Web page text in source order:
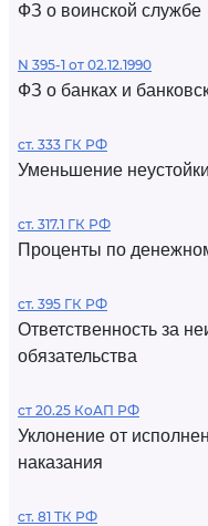
ФЗ о воинской службе
N 395-1 от 02.12.1990
ФЗ о банках и
ст. 333 ГК РФ
Уменьшение неустойки
ст. 317.1 ГК РФ
Проценты по
ст. 395 ГК РФ
Ответственность за
обязательства
ст 20.25 КоАП РФ
Уклонение от
наказания
ст. 81 ТК РФ